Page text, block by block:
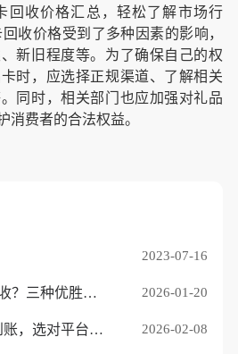
收价格汇总，轻松了解市场行
收价格受到了多种因素的影响，
新旧程度等。为了确保自己的权
时，应选择正规渠道、了解相关
同时，相关部门也应加强对礼品
费者的合法权益。
2023-07-16
沃尔玛礼品卡去哪回收？三种优胜途径推荐 2026-01-20
京东e卡回收怎么秒到账，选对平台是关键 2026-02-08